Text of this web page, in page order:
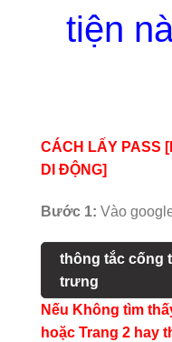
tiện
CÁCH LẤY PASS
DI ĐỘNG]
Bước 1: Vào
thông tắc cống
trưng
Nếu Không tìm
hoặc Trang 2 hay